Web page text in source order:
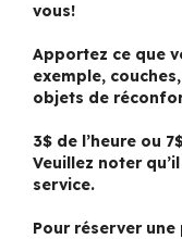
vous!
Apportez ce que
exemple,
objets de
3$ de l’heure ou
Veuillez noter
service.
Pour réserver